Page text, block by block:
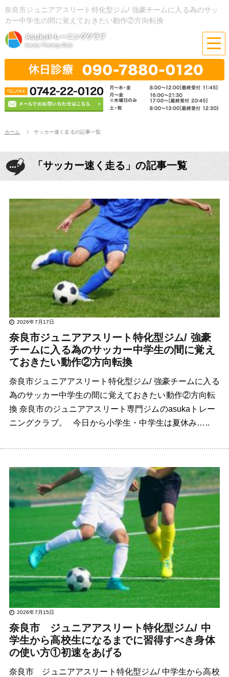
奈良市ジュニアアスリート特化型ジム/ 強豪チームに入る為のサッ
カー中学生の間に覚えておきたい動作②方向転換
ホーム サッカー速く走るの記事一覧
「サッカー速く走る」の記事一覧
2026年7月17日
奈良市ジュニアアスリート特化型ジム/ 強豪
チームに入る為のサッカー中学生の間に覚え
ておきたい動作②方向転換
奈良市ジュニアアスリート特化型ジム/ 強豪チームに入る
為のサッカー中学生の間に覚えておきたい動作②方向転
換 奈良市のジュニアアスリート専門ジムのasukaトレー
ニングクラブ。 今日から小学生・中学生は夏休み…..
2026年7月15日
奈良市 ジュニアアスリート特化型ジム/ 中
学生から高校生になるまでに習得すべき身体
の使い方①初速をあげる
奈良市 ジュニアアスリート特化型ジム/ 中学生から高校